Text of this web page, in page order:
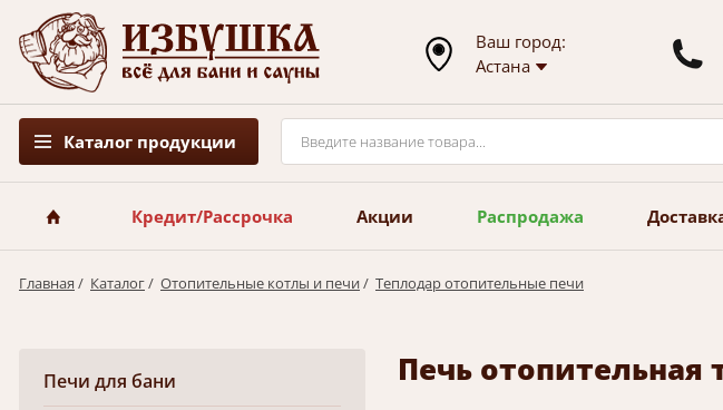
Ваш город:
Астана
Каталог продукции
Кредит/Рассрочка Акции Распродажа
Главная / Каталог/ Отопительные котлы и печи/ Теплодар отопительные печи
Печи для бани Печь отопительная